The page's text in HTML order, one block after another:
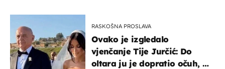
RASKOŠNA PROSLAVA
Ovako je izgledalo
vjenčanje Tije Jurčić: Do
oltara ju je dopratio očuh, a